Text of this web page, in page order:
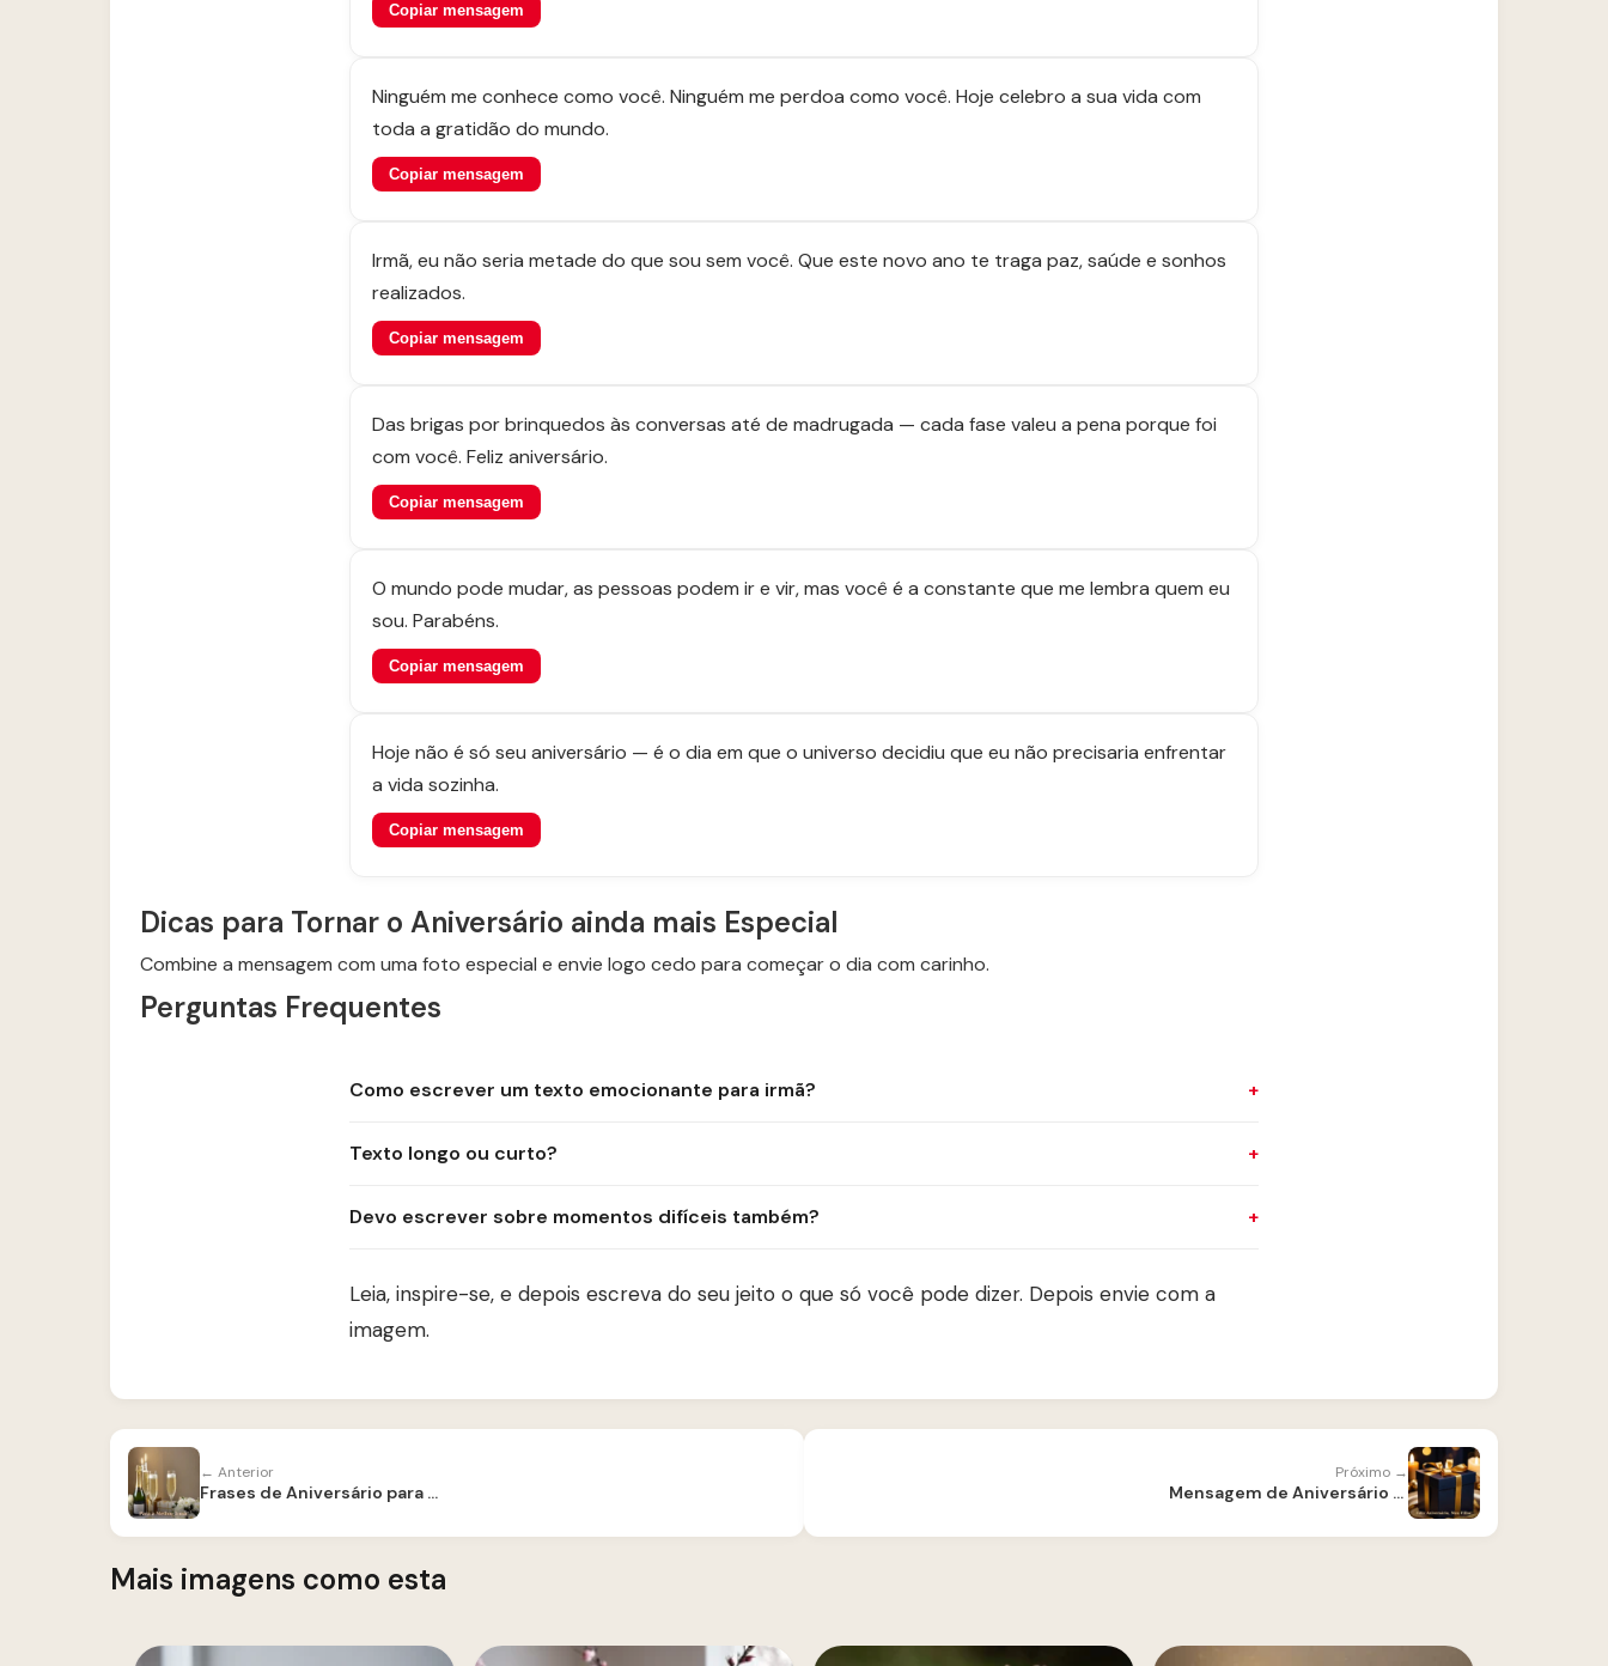
Copiar mensagem
Ninguém me conhece como você. Ninguém me perdoa como você. Hoje celebro a sua vida com
toda a gratidão do mundo.
Copiar mensagem
Irmã, eu não seria metade do que sou sem você. Que este novo ano te traga paz, saúde e sonhos
realizados.
Copiar mensagem
Das brigas por brinquedos às conversas até de madrugada — cada fase valeu a pena porque foi
com você. Feliz aniversário.
Copiar mensagem
O mundo pode mudar, as pessoas podem ir e vir, mas você é a constante que me lembra quem eu
sou. Parabéns.
Copiar mensagem
Hoje não é só seu aniversário — é o dia em que o universo decidiu que eu não precisaria enfrentar
a vida sozinha.
Copiar mensagem
Dicas para Tornar o Aniversário ainda mais Especial
Combine a mensagem com uma foto especial e envie logo cedo para começar o dia com carinho.
Perguntas Frequentes
Como escrever um texto emocionante para irmã?
Texto longo ou curto?
Devo escrever sobre momentos difíceis também?
Leia, inspire-se, e depois escreva do seu jeito o que só você pode dizer. Depois envie com a
imagem.
← Anterior
Frases de Aniversário para Irmã — Para Copiar e Enviar
Próximo →
Mensagem de Aniversário para Filho
Mais imagens como esta